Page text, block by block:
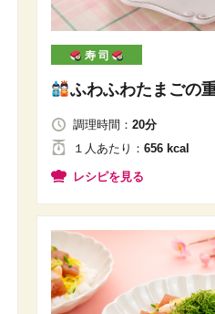
寿 司
ふわふわたまごの
調理時間： 20分
１人あたり ： 656 kcal
レシピを見る